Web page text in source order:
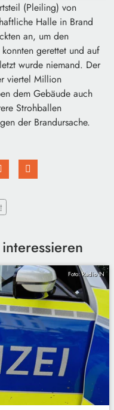
(Pleiling) von
Halle in Brand
an, um den
gerettet und auf
wurde niemand. Der
viertel Million
dem Gebäude auch
Strohballen
der Brandursache.
Foto: Radio IN